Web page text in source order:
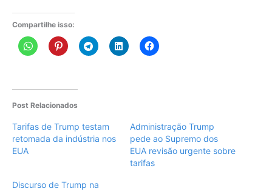
Compartilhe isso:
Post Relacionados
Tarifas de Trump testam
retomada da indústria nos
EUA
Administração Trump
pede ao Supremo dos
EUA revisão urgente sobre
tarifas
Discurso de Trump na